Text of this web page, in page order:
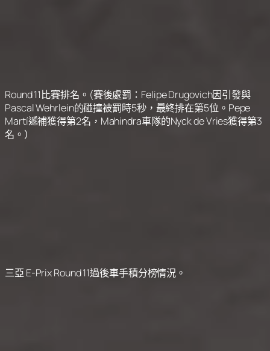
Round 11比賽排名。(賽後處罰：Felipe Drugovich因引發與
Pascal Wehrlein的碰撞被罰時5秒，最終排在第5位。Pepe
Martí遞補獲得第2名，Mahindra車隊的Nyck de Vries獲得第3
名。）
三亞 E-Prix Round 11過後車手積分榜情況。